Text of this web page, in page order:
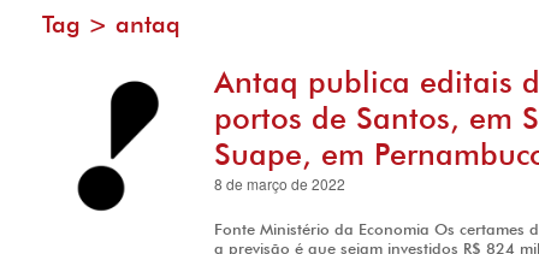
Tag > antaq
Antaq publica editais
portos de Santos, em
Suape, em
8 de março de 2022
Fonte Ministério da Economia Os
a previsão é que sejam investidos R$ 824